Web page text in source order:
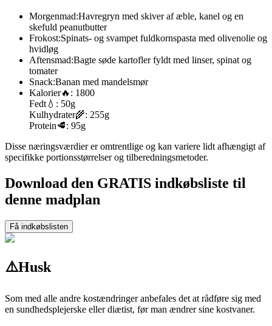
Morgenmad:Havregryn med skiver af æble, kanel og en
skefuld peanutbutter
Frokost:Spinats- og svampet fuldkornspasta med olivenolie og
hvidløg
Aftensmad:Bagte søde kartofler fyldt med linser, spinat og
tomater
Snack:Banan med mandelsmør
Kalorier🔥: 1800
Fedt 💧: 50g
Kulhydrater🌾: 255g
Protein🥩: 95g
Disse næringsværdier er omtrentlige og kan variere lidt afhængigt af
specifikke portionsstørrelser og tilberedningsmetoder.
Download den GRATIS indkøbsliste til
denne madplan
Få indkøbslisten
⚠️Husk
Som med alle andre kostændringer anbefales det at rådføre sig med
en sundhedsplejerske eller diætist, før man ændrer sine kostvaner.